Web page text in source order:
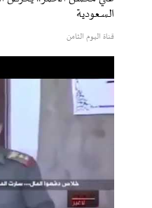
السعودية
قناة اليوم الثامن